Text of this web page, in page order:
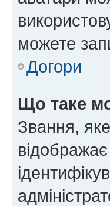
можете
Догори
Що таке
Звання,